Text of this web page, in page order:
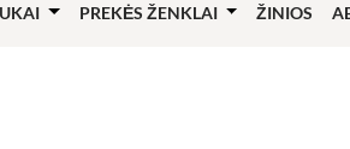
PREKĖS ŽENKLAI ŽINIOS